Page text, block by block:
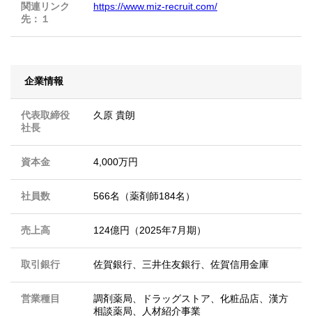
関連リンク
先：１
https://www.miz-recruit.com/
企業情報
代表取締役
社長
久原 貴朗
資本金 4,000万円
社員数 566名（薬剤師184名）
売上高 124億円（2025年7月期）
取引銀行 佐賀銀行、三井住友銀行、佐賀信用金庫
営業種目
調剤薬局、ドラッグストア、化粧品店、漢方
相談薬局、人材紹介事業